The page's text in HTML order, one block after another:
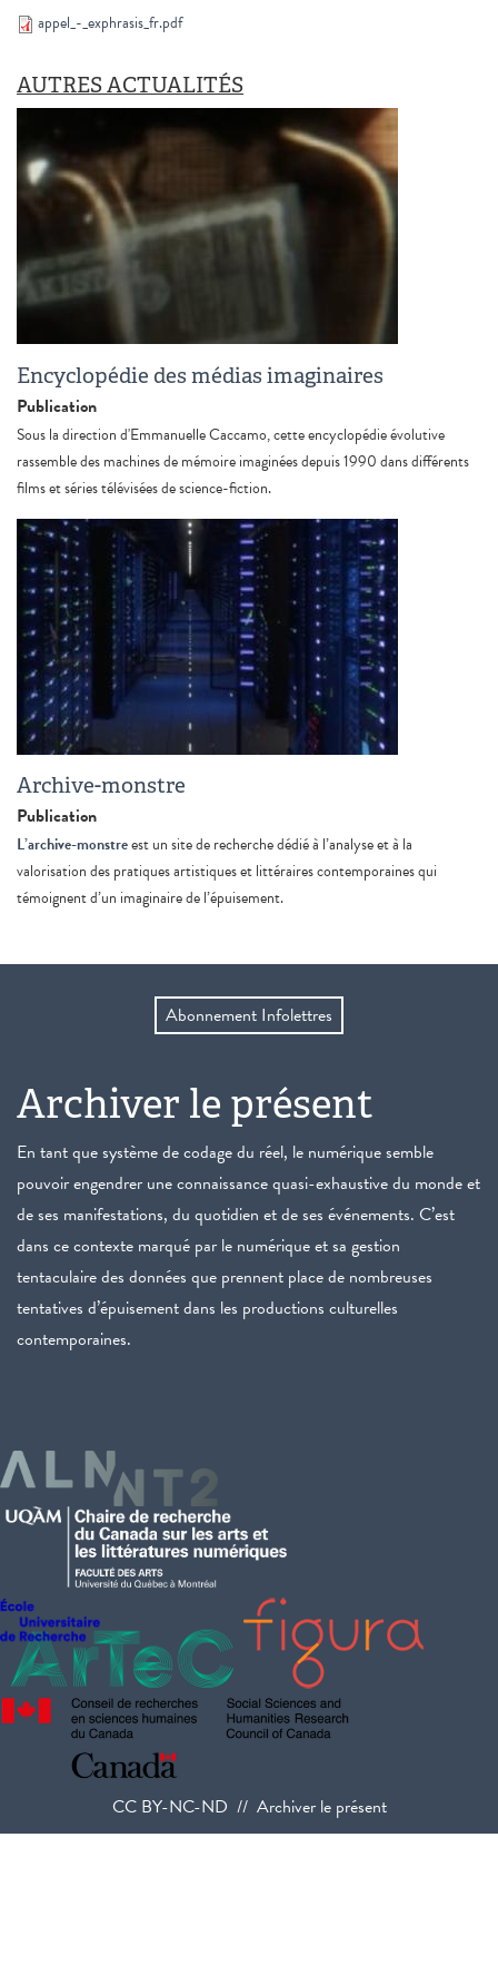
appel_-_exphrasis_fr.pdf
AUTRES ACTUALITÉS
Encyclopédie des médias imaginaires
Publication
Sous la direction d'Emmanuelle Caccamo, cette encyclopédie évolutive
rassemble des machines de mémoire imaginées depuis 1990 dans différents
films et séries télévisées de science-fiction.
Archive-monstre
Publication
L’archive-monstreest un site de recherche dédié à l’analyse et à la
valorisation des pratiques artistiques et littéraires contemporaines qui
témoignent d’un imaginaire de l’épuisement.
Abonnement Infolettres
Archiver le présent
En tant que système de codage du réel, le numérique semble
pouvoir engendrer une connaissance quasi-exhaustive du monde et
de ses manifestations, du quotidien et de ses événements. C’est
dans ce contexte marqué par le numérique et sa gestion
tentaculaire des données que prennent place de nombreuses
tentatives d’épuisement dans les productions culturelles
contemporaines.
CC BY-NC-ND // Archiver le présent